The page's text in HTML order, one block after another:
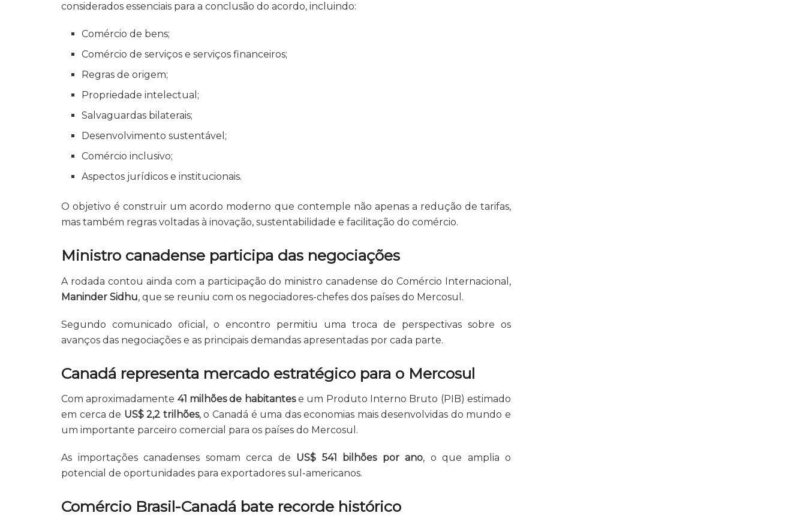
considerados essenciais para a conclusão do acordo, incluindo:
Comércio de bens;
Comércio de serviços e serviços financeiros;
Regras de origem;
Propriedade intelectual;
Salvaguardas bilaterais;
Desenvolvimento sustentável;
Comércio inclusivo;
Aspectos jurídicos e institucionais.
O objetivo é construir um acordo moderno que contemple não apenas a redução de tarifas,
mas também regras voltadas à inovação, sustentabilidade e facilitação do comércio.
Ministro canadense participa das negociações
A rodada contou ainda com a participação do ministro canadense do Comércio Internacional,
Maninder Sidhu, que se reuniu com os negociadores-chefes dos países do Mercosul.
Segundo comunicado oficial, o encontro permitiu uma troca de perspectivas sobre os
avanços das negociações e as principais demandas apresentadas por cada parte.
Canadá representa mercado estratégico para o Mercosul
Com aproximadamente 41 milhões de habitantese um Produto Interno Bruto (PIB) estimado
em cerca de US$ 2,2 trilhões, o Canadá é uma das economias mais desenvolvidas do mundo e
um importante parceiro comercial para os países do Mercosul.
As importações canadenses somam cerca de US$ 541 bilhões por ano, o que amplia o
potencial de oportunidades para exportadores sul-americanos.
Comércio Brasil-Canadá bate recorde histórico